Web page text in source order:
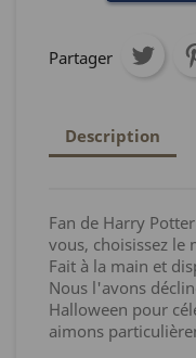
Partager
Description
Fan de Harry
vous, choisissez le
Fait à la main et
Nous l'avons
Halloween pour
aimons